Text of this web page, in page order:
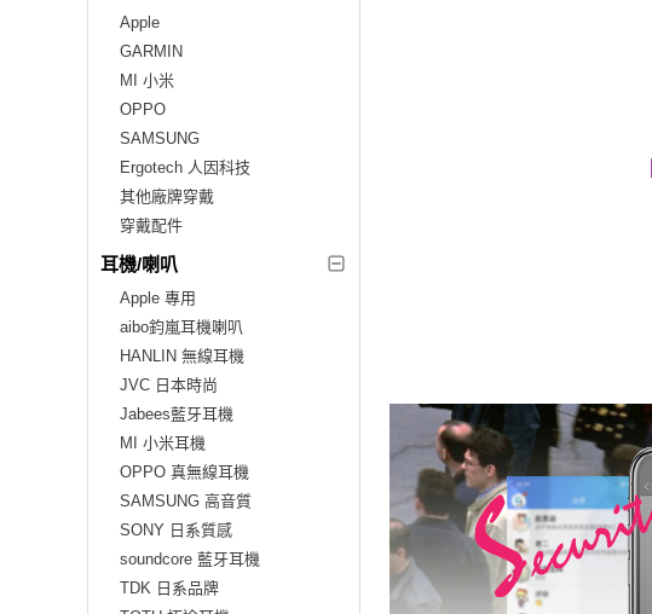
Apple
GARMIN
MI 小米
OPPO
SAMSUNG
Ergotech 人因科技
其他廠牌穿戴
穿戴配件
耳機/喇叭
Apple 專用
aibo鈞嵐耳機喇叭
HANLIN 無線耳機
JVC 日本時尚
Jabees藍牙耳機
MI 小米耳機
OPPO 真無線耳機
SAMSUNG 高音質
SONY 日系質感
soundcore 藍牙耳機
TDK 日系品牌